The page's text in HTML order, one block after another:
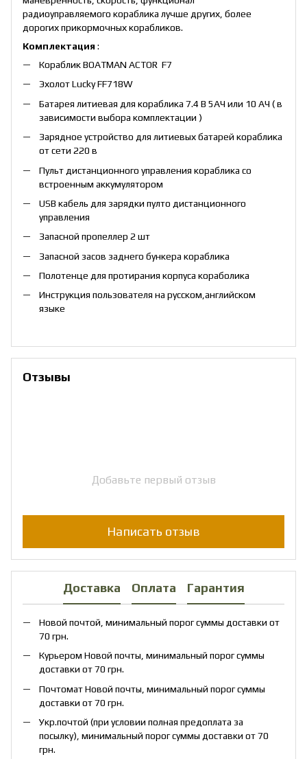
радиоуправляемого кораблика лучше других, более
дорогих прикормочных корабликов.
Комплектация :
Кораблик BOATMAN ACTOR F7
Эхолот Lucky FF718W
Батарея литиевая для кораблика 7.4 В 5АЧ или 10 АЧ ( в
зависимости выбора комплектации )
Зарядное устройство для литиевых батарей кораблика
от сети 220 в
Пульт дистанционного управления кораблика со
встроенным аккумулятором
USB кабель для зарядки пулто дистанционного
управления
Запасной пропеллер 2 шт
Запасной засов заднего бункера кораблика
Полотенце для протирания корпуса кораболика
Инструкция пользователя на русском,английском
языке
Отзывы
Добавьте первый отзыв
Написать отзыв
Доставка Оплата Гарантия
Новой почтой, минимальный порог суммы доставки от
70 грн.
Курьером Новой почты, минимальный порог суммы
доставки от 70 грн.
Почтомат Новой почты, минимальный порог суммы
доставки от 70 грн.
Укр.почтой (при условии полная предоплата за
посылку), минимальный порог суммы доставки от 70
грн.